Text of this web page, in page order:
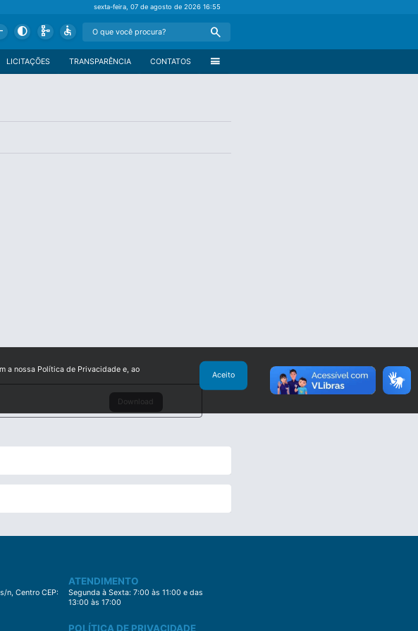
sexta-feira, 07 de agosto de 202616:55
Contrast Schema Accessible Search
menu
CONTATOS
TRANSPARÊNCIA
LICITAÇÕES
Download
n, Centro CEP:
ATENDIMENTO
Segunda à Sexta: 7:00 às 11:00 e das
13:00 às 17:00
POLÍTICA DE PRIVACIDADE
a nossa Política de Privacidade e, ao
Aceito